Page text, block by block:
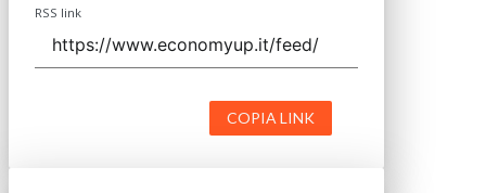
RSS link
COPIA LINK